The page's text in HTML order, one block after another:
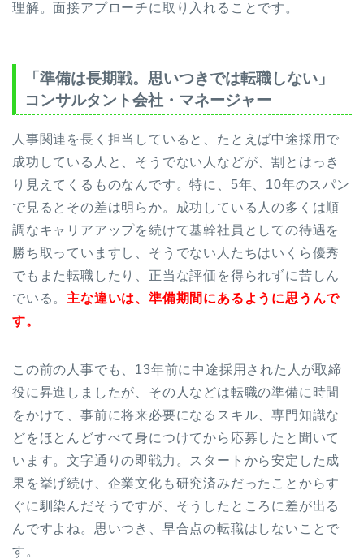
理解。面接アプローチに取り入れることです。
「準備は長期戦。思いつきでは転職しない」
コンサルタント会社・マネージャー
人事関連を長く担当していると、たとえば中途採用で
成功している人と、そうでない人などが、割とはっき
り見えてくるものなんです。特に、5年、10年のスパン
で見るとその差は明らか。成功している人の多くは順
調なキャリアアップを続けて基幹社員としての待遇を
勝ち取っていますし、そうでない人たちはいくら優秀
でもまた転職したり、正当な評価を得られずに苦しん
でいる。 主な違いは、準備期間にあるように思うんで
す。
この前の人事でも、13年前に中途採用された人が取締
役に昇進しましたが、その人などは転職の準備に時間
をかけて、事前に将来必要になるスキル、専門知識な
どをほとんどすべて身につけてから応募したと聞いて
います。文字通りの即戦力。スタートから安定した成
果を挙げ続け、企業文化も研究済みだったことからす
ぐに馴染んだそうですが、そうしたところに差が出る
んですよね。思いつき、早合点の転職はしないことで
す。